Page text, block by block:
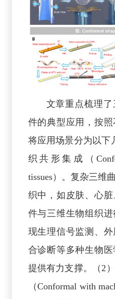
文章重点梳理
件的典型应用，按
将应用场景分为以下
织共形集成（
tissues）。复杂三维
织中，如皮肤、心
件与三维生物组织
现生理信号监测、
合诊断等多种生物
提供有力支撑。（2
（Conformal with